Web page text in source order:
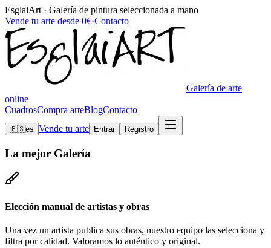
EsglaiArt · Galería de pintura seleccionada a mano
Vende tu arte desde 0€·Contacto
Galería de arte
online
CuadrosCompra arteBlogContacto
🇪🇸es Vende tu arte Entrar Registro
La mejor Galería
Elección manual de artistas y obras
Una vez un artista publica sus obras, nuestro equipo las selecciona y
filtra por calidad. Valoramos lo auténtico y original.